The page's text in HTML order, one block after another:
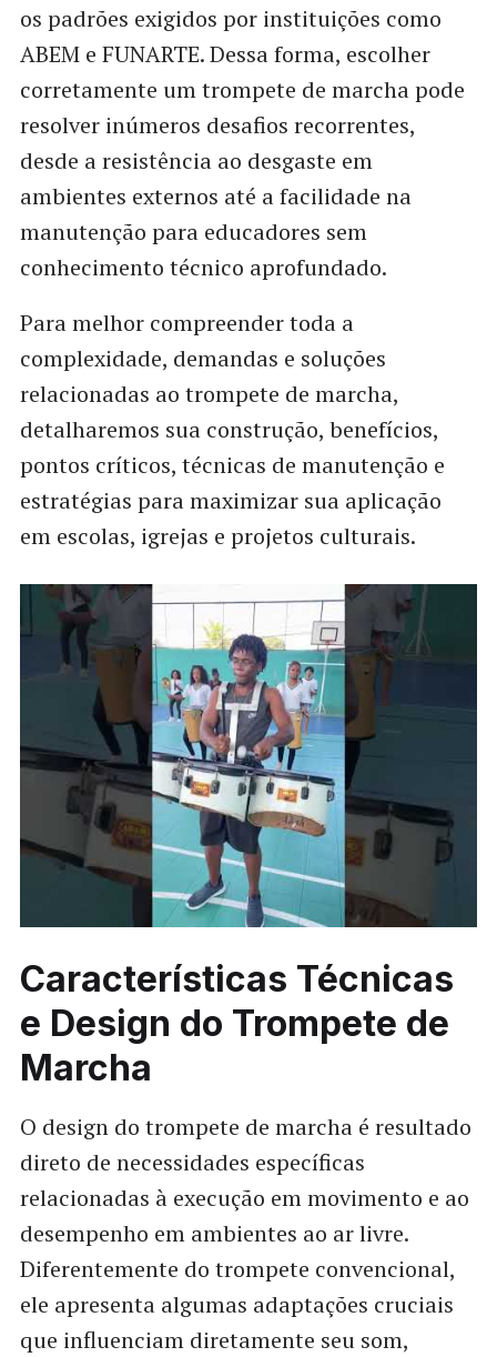
os padrões exigidos por instituições como
ABEM e FUNARTE. Dessa forma, escolher
corretamente um trompete de marcha pode
resolver inúmeros desafios recorrentes,
desde a resistência ao desgaste em
ambientes externos até a facilidade na
manutenção para educadores sem
conhecimento técnico aprofundado.
Para melhor compreender toda a
complexidade, demandas e soluções
relacionadas ao trompete de marcha,
detalharemos sua construção, benefícios,
pontos críticos, técnicas de manutenção e
estratégias para maximizar sua aplicação
em escolas, igrejas e projetos culturais.
Características Técnicas
e Design do Trompete de
Marcha
O design do trompete de marcha é resultado
direto de necessidades específicas
relacionadas à execução em movimento e ao
desempenho em ambientes ao ar livre.
Diferentemente do trompete convencional,
ele apresenta algumas adaptações cruciais
que influenciam diretamente seu som,